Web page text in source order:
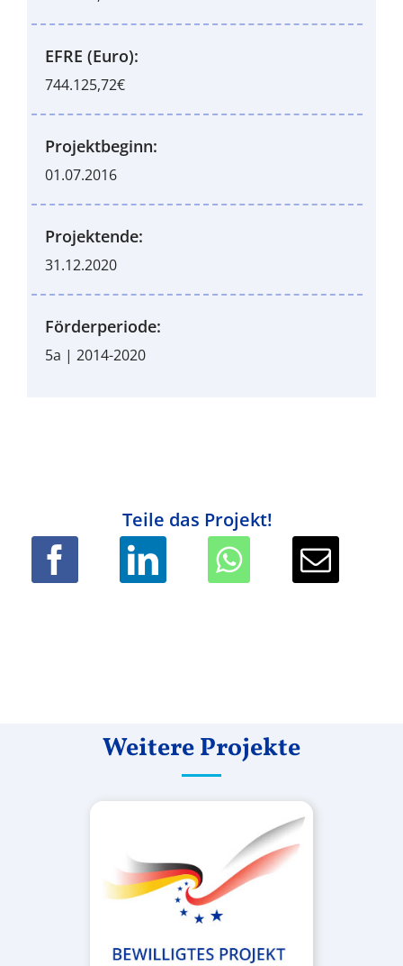
EFRE (Euro):
744.125,72€
Projektbeginn:
01.07.2016
Projektende:
31.12.2020
Förderperiode:
5a | 2014-2020
Teile das Projekt!
Weitere Projekte